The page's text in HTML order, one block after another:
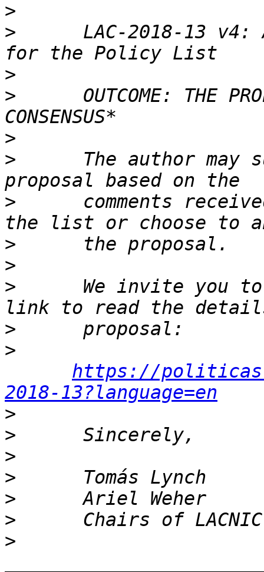
>
>
LAC-2018-13 v4:
>
>
OUTCOME: THE
>
>
The author may
>
comments
>
>
>
We invite you
>
>
https://
2018-13?language=en
>
>
>
>
>
>
>